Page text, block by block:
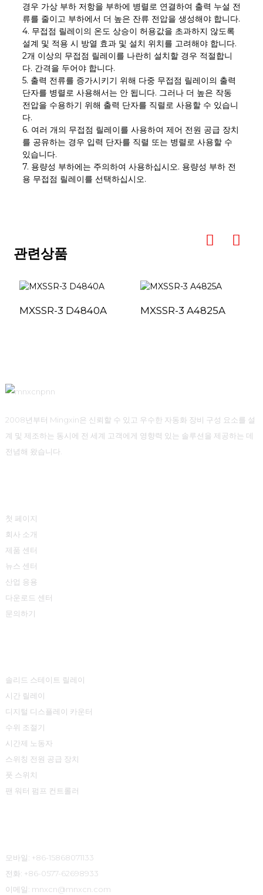
경우 가상 부하 저항을 부하에 병렬로 연결하여 출력 누설 전
류를 줄이고 부하에서 더 높은 잔류 전압을 생성해야 합니다.
4. 무접점 릴레이의 온도 상승이 허용값을 초과하지 않도록
설계 및 적용 시 방열 효과 및 설치 위치를 고려해야 합니다.
2개 이상의 무접점 릴레이를 나란히 설치할 경우 적절합니
다. 간격을 두어야 합니다.
5. 출력 전류를 증가시키기 위해 다중 무접점 릴레이의 출력
단자를 병렬로 사용해서는 안 됩니다. 그러나 더 높은 작동
전압을 수용하기 위해 출력 단자를 직렬로 사용할 수 있습니
다.
6. 여러 개의 무접점 릴레이를 사용하여 제어 전원 공급 장치
를 공유하는 경우 입력 단자를 직렬 또는 병렬로 사용할 수
있습니다.
7. 용량성 부하에는 주의하여 사용하십시오. 용량성 부하 전
용 무접점 릴레이를 선택하십시오.
관련상품
MXSSR-3 D4840A MXSSR-3 A4825A
2008년부터 Mingxin은 신뢰할 수 있고 우수한 자동화 장비 구성 요소를 설
계 및 제조하는 동시에 전 세계 고객에게 영향력 있는 솔루션을 제공하는 데
전념해 왔습니다.
첫 페이지
회사 소개
제품 센터
뉴스 센터
산업 응용
다운로드 센터
문의하기
솔리드 스테이트 릴레이
시간 릴레이
디지털 디스플레이 카운터
수위 조절기
시간제 노동자
스위칭 전원 공급 장치
풋 스위치
팬 워터 펌프 컨트롤러
모바일: +86-15868071133
전화: +86-0577-62698933
이메일: mnxcn@mnxcn.com